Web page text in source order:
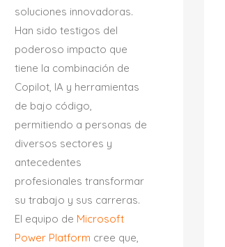
soluciones innovadoras.
Han sido testigos del
poderoso impacto que
tiene la combinación de
Copilot, IA y herramientas
de bajo código,
permitiendo a personas de
diversos sectores y
antecedentes
profesionales transformar
su trabajo y sus carreras.
El equipo de Microsoft
Power Platform cree que,